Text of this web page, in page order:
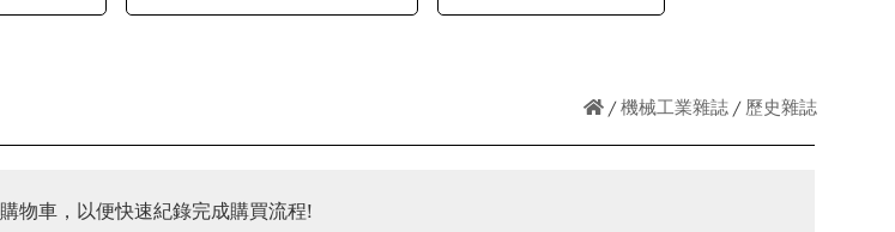
機械工業雜誌 歷史雜誌
物車，以便快速紀錄完成購買流程!